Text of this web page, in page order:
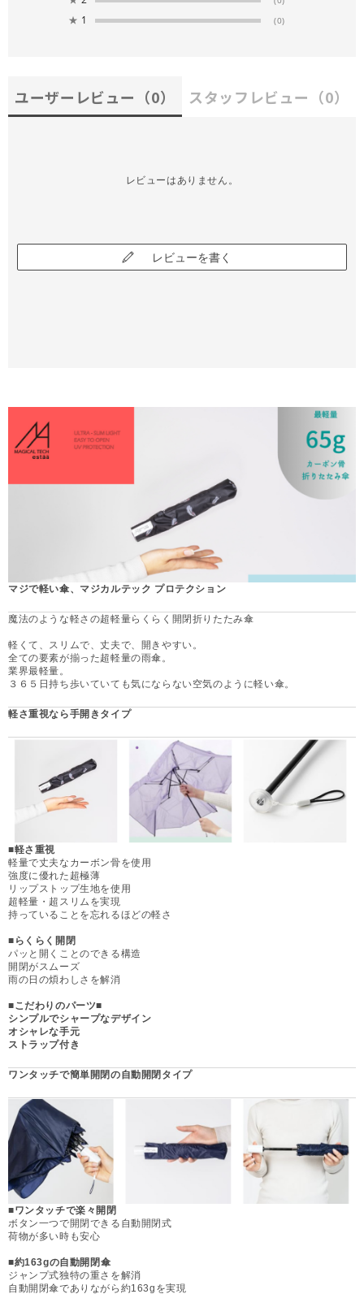
★ 1 (0)
ユーザーレビュー （0） スタッフレビュー （0）
レビューはありません。
レビューを書く
マジで軽い傘、マジカルテック プロテクション
魔法のような軽さの超軽量らくらく開閉折りたたみ傘
軽くて、スリムで、丈夫で、開きやすい。
全ての要素が揃った超軽量の雨傘。
業界最軽量。
３６５日持ち歩いていても気にならない空気のように軽い傘。
軽さ重視なら手開きタイプ
■軽さ重視
軽量で丈夫なカーボン骨を使用
強度に優れた超極薄
リップストップ生地を使用
超軽量・超スリムを実現
持っていることを忘れるほどの軽さ
■らくらく開閉
パッと開くことのできる構造
開閉がスムーズ
雨の日の煩わしさを解消
■こだわりのパーツ■
シンプルでシャープなデザイン
オシャレな手元
ストラップ付き
ワンタッチで簡単開閉の自動開閉タイプ
■ワンタッチで楽々開閉
ボタン一つで開閉できる自動開閉式
荷物が多い時も安心
■約163gの自動開閉傘
ジャンプ式独特の重さを解消
自動開閉傘でありながら約163gを実現